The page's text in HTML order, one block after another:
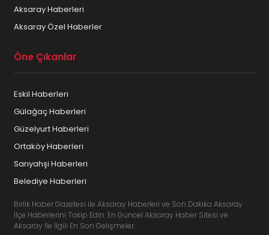
Aksaray Haberleri
Aksaray Özel Haberler
Öne Çıkanlar
Eskil Haberleri
Gülağaç Haberleri
Güzelyurt Haberleri
Ortaköy Haberleri
Sarıyahşi Haberleri
Belediye Haberleri
Birlik Haber Gazetesi ile Aksaray Haberleri ve Son Dakika Aksaray
İlçe Haberlerini Takip Edin. En Güncel Aksaray Haber Sitesi ve
Aksaray İle İlgili En Son Gelişmeler.